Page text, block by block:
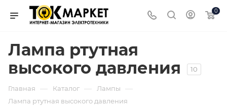
0
Лампа ртутная
высокого давления
10
Главная — Каталог — Лампы —
Лампа ртутная высокого давления